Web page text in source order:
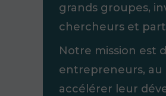
grands groupes,
chercheurs et
Notre mission est
entrepreneurs,
accélérer leur